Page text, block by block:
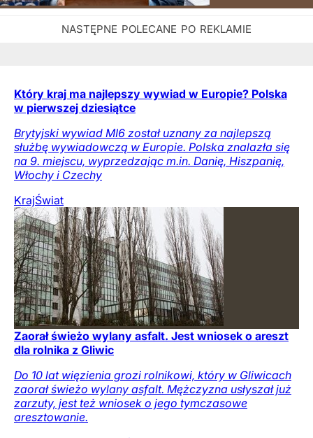
Który kraj ma najlepszy wywiad w Europie? Polska
w pierwszej dziesiątce
Brytyjski wywiad MI6 został uznany za najlepszą
służbę wywiadowczą w Europie. Polska znalazła się
na 9. miejscu, wyprzedzając m.in. Danię, Hiszpanię,
Włochy i Czechy
KrajŚwiat
Zaorał świeżo wylany asfalt. Jest wniosek o areszt
dla rolnika z Gliwic
Do 10 lat więzienia grozi rolnikowi, który w Gliwicach
zaorał świeżo wylany asfalt. Mężczyzna usłyszał już
zarzuty, jest też wniosek o jego tymczasowe
aresztowanie.